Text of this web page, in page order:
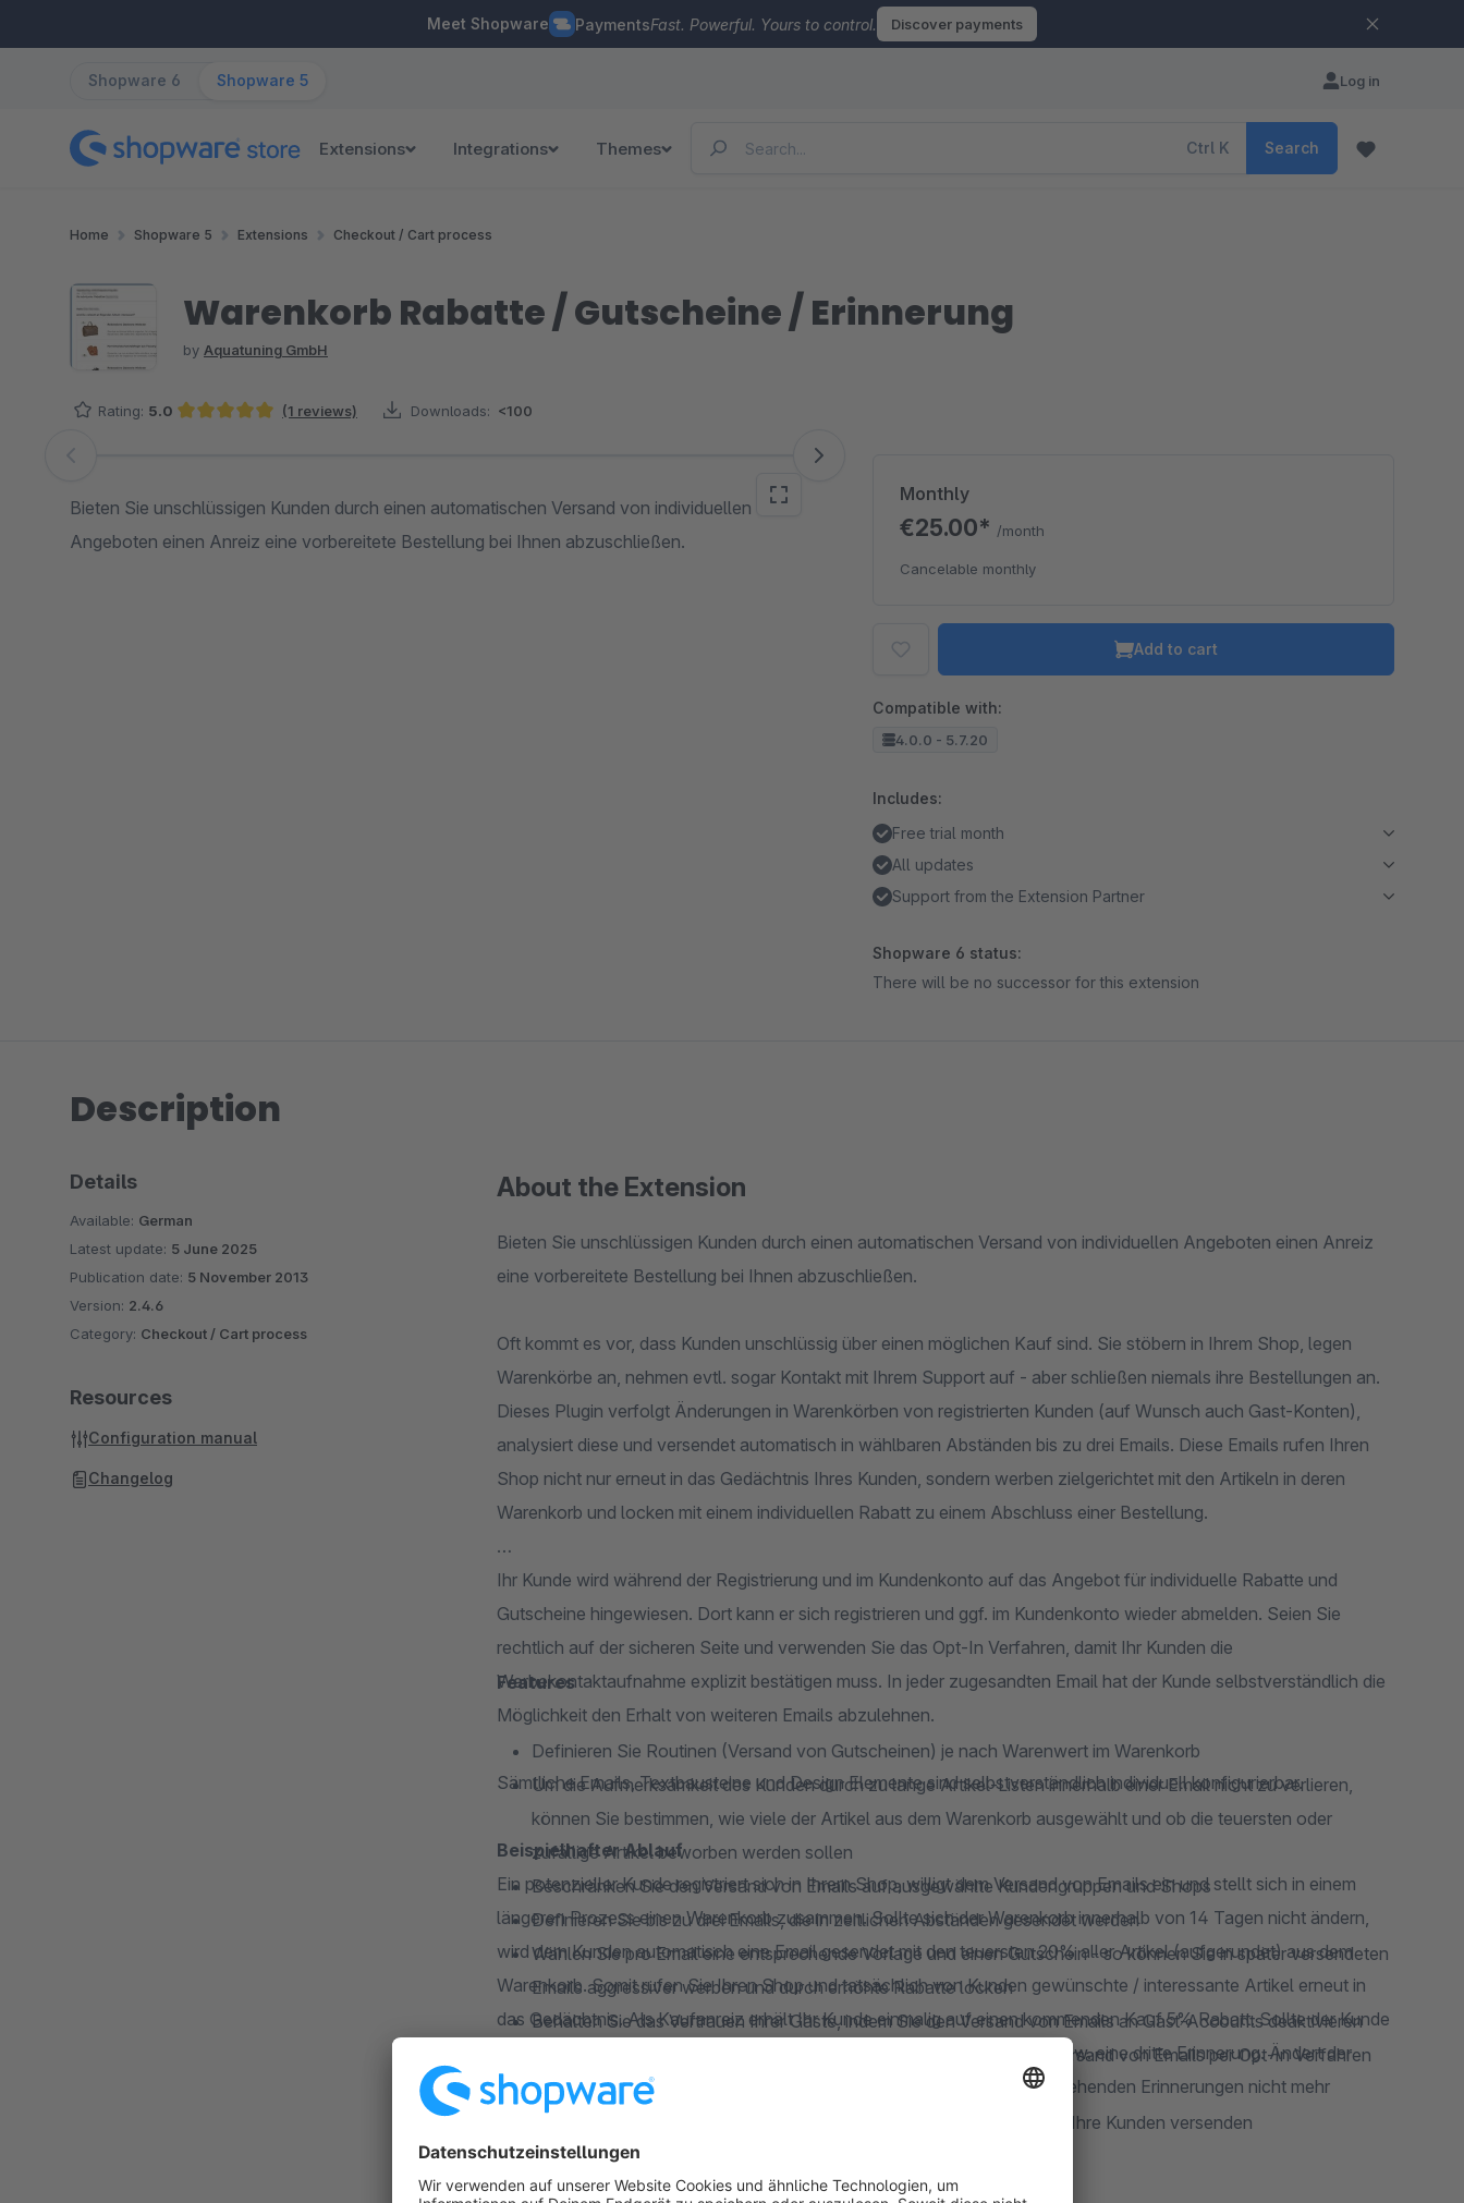
Meet Shopware PaymentsFast. Powerful. Yours to control. Discover payments
Shopware 6 Shopware 5 Log in
Extensions Integrations Themes Ctrl K Search
Home Shopware 5 Extensions Checkout / Cart process
Warenkorb Rabatte / Gutscheine / Erinnerung
by Aquatuning GmbH
Rating: 5.0 (1 reviews) Downloads: <100
Skip image gallery
Bieten Sie unschlüssigen Kunden durch einen automatischen Versand von individuellen
Angeboten einen Anreiz eine vorbereitete Bestellung bei Ihnen abzuschließen.
Monthly
€25.00* /month
Cancelable monthly
Add to cart
Compatible with:
4.0.0 - 5.7.20
Includes:
Free trial month
All updates
Support from the Extension Partner
Shopware 6 status:
There will be no successor for this extension
Description
About the Extension
Bieten Sie unschlüssigen Kunden durch einen automatischen Versand von individuellen Angeboten einen Anreiz
eine vorbereitete Bestellung bei Ihnen abzuschließen.
Oft kommt es vor, dass Kunden unschlüssig über einen möglichen Kauf sind. Sie stöbern in Ihrem Shop, legen
Warenkörbe an, nehmen evtl. sogar Kontakt mit Ihrem Support auf - aber schließen niemals ihre Bestellungen an.
Dieses Plugin verfolgt Änderungen in Warenkörben von registrierten Kunden (auf Wunsch auch Gast-Konten),
analysiert diese und versendet automatisch in wählbaren Abständen bis zu drei Emails. Diese Emails rufen Ihren
Shop nicht nur erneut in das Gedächtnis Ihres Kunden, sondern werben zielgerichtet mit den Artikeln in deren
Warenkorb und locken mit einem individuellen Rabatt zu einem Abschluss einer Bestellung.
Ihr Kunde wird während der Registrierung und im Kundenkonto auf das Angebot für individuelle Rabatte und
Gutscheine hingewiesen. Dort kann er sich registrieren und ggf. im Kundenkonto wieder abmelden. Seien Sie
rechtlich auf der sicheren Seite und verwenden Sie das Opt-In Verfahren, damit Ihr Kunden die
Werbekontaktaufnahme explizit bestätigen muss. In jeder zugesandten Email hat der Kunde selbstverständlich die
Möglichkeit den Erhalt von weiteren Emails abzulehnen.
Sämtliche Emails, Textbausteine und Design Elemente sind selbstverständlich individuell konfigurierbar.
Beispielhafter Ablauf
Ein potenzieller Kunde registriert sich in Ihrem Shop, willigt dem Versand von Emails ein und stellt sich in einem
längeren Prozess einen Warenkorb zusammen. Sollte sich der Warenkorb innerhalb von 14 Tagen nicht ändern,
wird dem Kunden automatisch eine Email gesendet mit den teuersten 20% aller Artikel (aufgerundet) aus dem
Warenkorb. Somit rufen Sie Ihren Shop und tatsächlich von Kunden gewünschte / interessante Artikel erneut in
das Gedächtnis. Als Kaufanreiz erhält Ihr Kunde einmalig auf einen kommenden Kauf 5% Rabatt. Sollte der Kunde
seinen Warenkorb nicht ändern, dann erhält er auf Wunsch eine zweite bzw. eine dritte Erinnerung. Ändert der
Kunden zwischenzeitlich seinen Warenkorn, dann werden die noch ausstehenden Erinnerungen nicht mehr
versandt.
Features
Definieren Sie Routinen (Versand von Gutscheinen) je nach Warenwert im Warenkorb​
Um die Aufmerksamkeit des Kunden durch zu lange Artikel-Listen innerhalb einer Email nicht zu verlieren,
können Sie bestimmen, wie viele der Artikel aus dem Warenkorb ausgewählt und ob die teuersten oder
zufällige Artikel beworben werden sollen​
Beschränken Sie den Versand von Emails auf ausgewählte Kundengruppen und Shops
Definieren Sie bis zu drei Emails, die in zeitlichen Abständen gesendet werden
Wählen Sie pro Email eine entsprechende Vorlage und einen Gutschein - so können Sie in später versendeten
Emails aggressiver werben und durch erhöhte Rabatte locken
Behalten Sie das Vertrauen Ihrer Gäste, indem Sie den Versand von Emails an Gast-Accounts deaktivieren
Seien Sie rechtlich auf der sicheren Seite, indem Ihre Kunden dem Versand von Emails per Opt-In Verfahren
(Abonnement per Email bestätigen) zustimmen müssen
Auf Wunsch können Shop-abhängig Emails auch unaufgefordert an Ihre Kunden versenden
Hinweise
Details
Available: German
Latest update: 5 June 2025
Publication date: 5 November 2013
Version: 2.4.6
Category: Checkout / Cart process
Resources
Configuration manual
Changelog